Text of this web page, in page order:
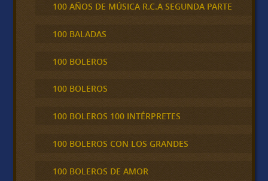
100 AÑOS DE MÚSICA R.C.A SEGUNDA PARTE
100 BALADAS
100 BOLEROS
100 BOLEROS
100 BOLEROS 100 INTÉRPRETES
100 BOLEROS CON LOS GRANDES
100 BOLEROS DE AMOR